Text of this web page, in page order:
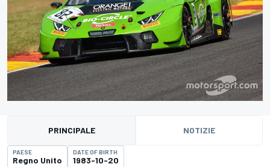
PRINCIPALE NOTIZIE
PAESE
Regno Unito
DATE OF BIRTH
1983-10-20